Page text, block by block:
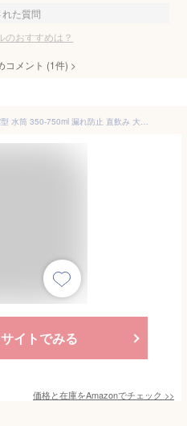
た質問
のおすすめは？
コメント (1件) >
シリコンボトル 折りたたみ 伸縮型 水筒 350-750ml 漏れ防止 直飲み 大容量 携帯式水筒 冷凍できる ポータブル 持ち運び便利 超軽量 ソフト ボトル 750ml ウォーターボトル ネイビー 登山 キャンプ アウトドア おしゃれ ギフト
イトでみる
価格と在庫をAmazonでチェック >>